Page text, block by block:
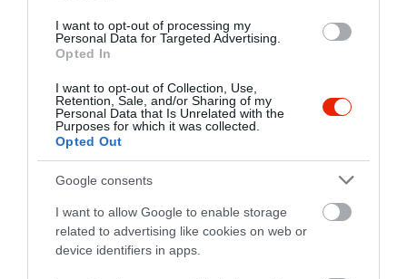
I want to opt-out of processing my
Personal Data for Targeted Advertising.
Opted In
I want to opt-out of Collection, Use,
Retention, Sale, and/or Sharing of my
Personal Data that Is Unrelated with the
Purposes for which it was collected.
Opted Out
Google consents
I want to allow Google to enable storage
related to advertising like cookies on web or
device identifiers in apps.
and the staff gave as the table
didn't ask our feedback at any
point of time. One of my friend
too blank for her taste and
wanted to ask if they can get
some spicy sauce
But the waiter came and
cleared her plate without